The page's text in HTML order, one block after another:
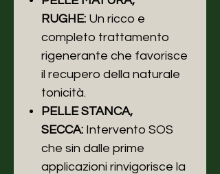
RUGHE: Un ricco e
completo trattamento
rigenerante che favorisce
il recupero della naturale
tonicità.
PELLE STANCA,
SECCA: Intervento SOS
che sin dalle prime
applicazioni rinvigorisce la